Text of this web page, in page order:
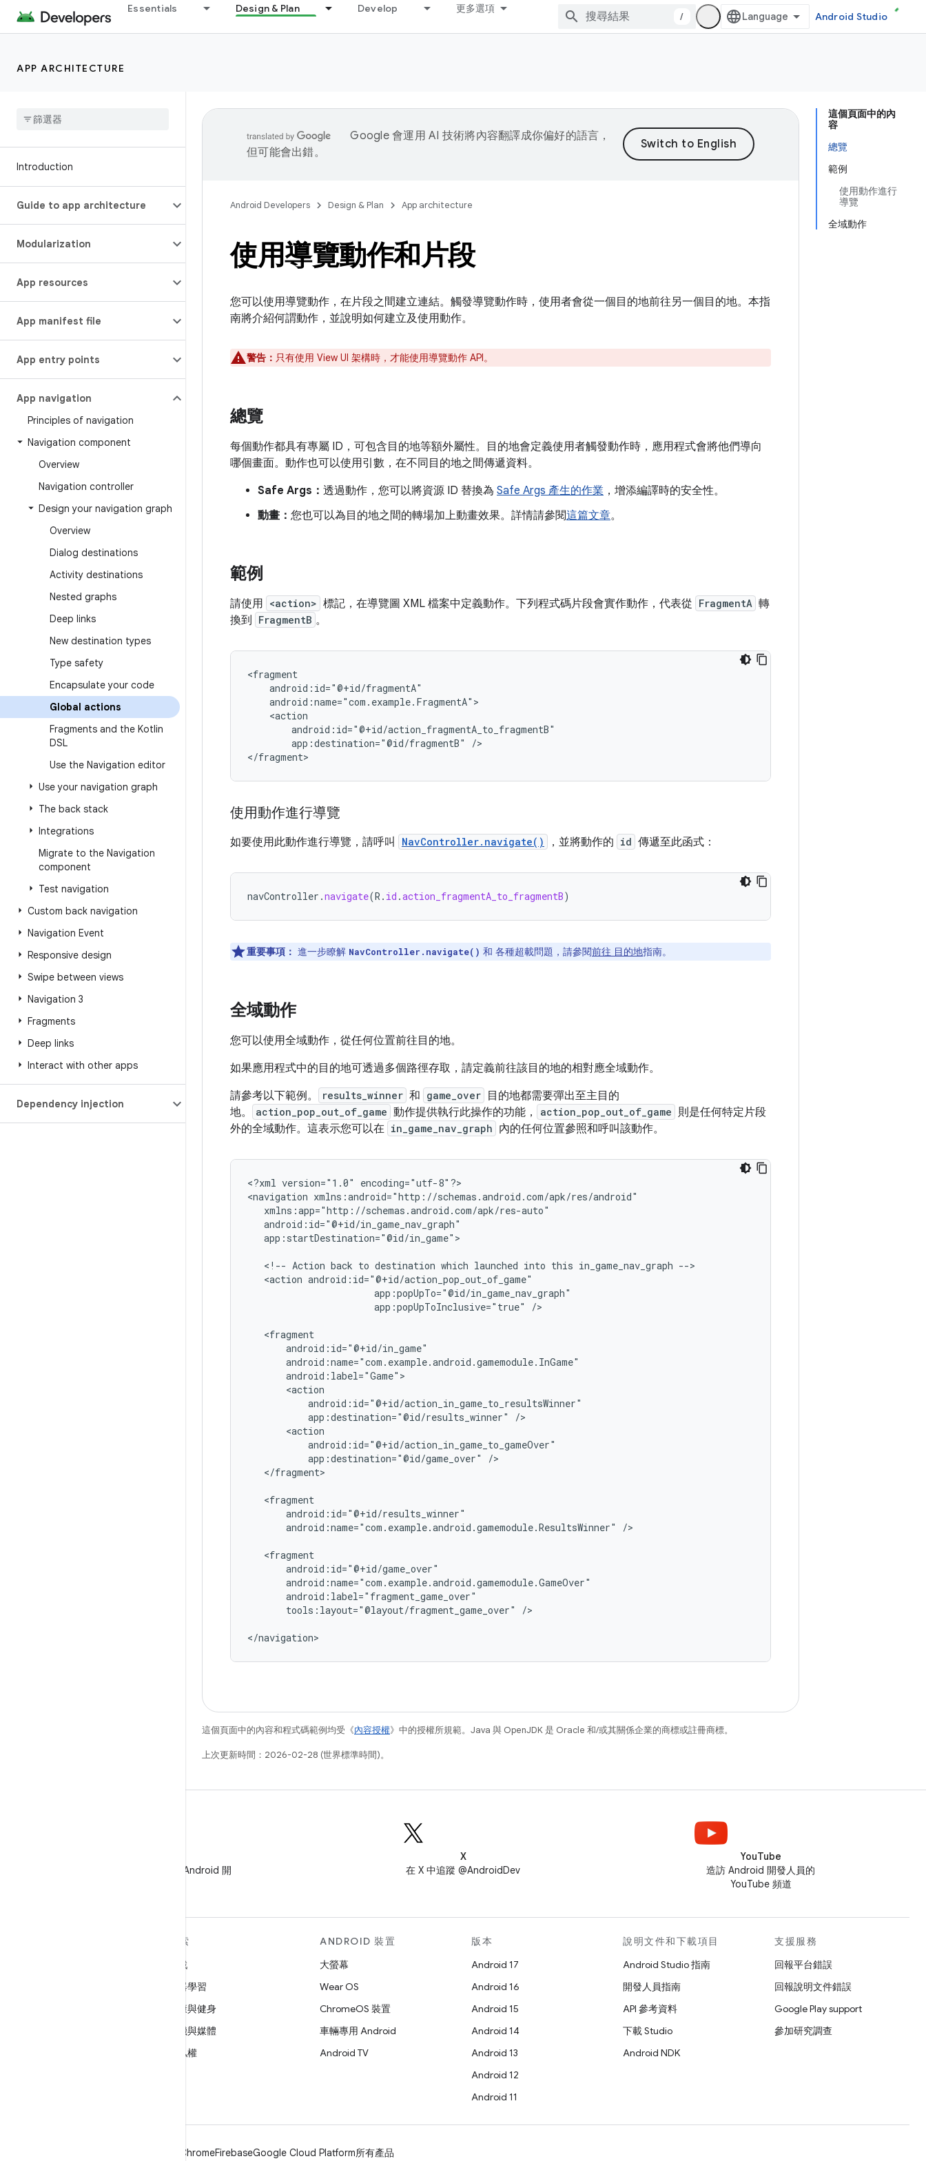
Essentials Design & Plan Develop 更多選項
/ Android Studio
APP ARCHITECTURE
Introduction
Guide to app architecture
Modularization
App resources
App manifest file
App entry points
App navigation
Principles of navigation
Navigation component
Overview
Navigation controller
Design your navigation graph
Overview
Dialog destinations
Activity destinations
Nested graphs
Deep links
New destination types
Type safety
Encapsulate your code
Global actions
Fragments and the Kotlin
DSL
Use the Navigation editor
Use your navigation graph
The back stack
Integrations
Migrate to the Navigation
component
Test navigation
Custom back navigation
Navigation Event
Responsive design
Swipe between views
Navigation 3
Fragments
Deep links
Interact with other apps
Dependency injection
這個頁面中的內
容
總覽
範例
使用動作進行
導覽
全域動作
Google 會運用 AI 技術將內容翻譯成你偏好的語言，
但可能會出錯。
Android Developers Design & Plan App architecture
使用導覽動作和片段
您可以使用導覽動作，在片段之間建立連結。觸發導覽動作時，使用者會從一個目的地前往另一個目的地。本指
南將介紹何謂動作，並說明如何建立及使用動作。
警告： 只有使用 View UI 架構時，才能使用導覽動作 API。
總覽
每個動作都具有專屬 ID，可包含目的地等額外屬性。目的地會定義使用者觸發動作時，應用程式會將他們導向
哪個畫面。動作也可以使用引數，在不同目的地之間傳遞資料。
Safe Args： 透過動作，您可以將資源 ID 替換為 Safe Args 產生的作業 ，增添編譯時的安全性。
動畫： 您也可以為目的地之間的轉場加上動畫效果。詳情請參閱這篇文章。
範例
請使用 <action> 標記，在導覽圖 XML 檔案中定義動作。下列程式碼片段會實作動作，代表從 FragmentA 轉
換到
FragmentB 。
app:destination="@id/fragmentB"
/>
使用動作進行導覽
如要使用此動作進行導覽，請呼叫 NavController.navigate() ，並將動作的 id 傳遞至此函式：
navController .navigate(R . id .action_fragmentA_to_fragmentB)
重要事項： 進一步瞭解 NavController.navigate() 和 各種超載問題，請參閱前往 目的地指南。
全域動作
您可以使用全域動作，從任何位置前往目的地。
如果應用程式中的目的地可透過多個路徑存取，請定義前往該目的地的相對應全域動作。
請參考以下範例。
results_winner 和 game_over
目的地都需要彈出至主目的
地。
action_pop_out_of_game 動作提供執行此操作的功能， action_pop_out_of_game 則是任何特定片段
外的全域動作。這表示您可以在 in_game_nav_graph 內的任何位置參照和呼叫該動作。
<?xml version="1.0"
encoding="utf-8"?>
<navigation
app:startDestination="@id/in_game">
<!-- Action back to destination which launched into this in_game_nav_graph
<action
app:popUpToInclusive="true"
/>
app:destination="@id/results_winner"
app:destination="@id/game_over"
</fragment>
android:name="com.example.android.gamemodule.ResultsWinner"
/>
tools:layout="@layout/fragment_game_over"
/>
這個頁面中的內容和程式碼範例均受《內容授權》中的授權所規範。Java 與 OpenJDK 是 Oracle 和/或其關係企業的商標或註冊商標。
上次更新時間：2026-02-28 (世界標準時間)。
在 WeChat 上追蹤 Android 開
X
在 X 中追蹤 @AndroidDev
YouTube
造訪 Android 開發人員的
YouTube 頻道
探索
遊戲
機器學習
健康與健身
相機與媒體
隱私權
ANDROID 裝置
大螢幕
Wear OS
ChromeOS 裝置
車輛專用 Android
Android TV
版本
Android 17
Android 16
Android 15
Android 14
Android 13
Android 12
Android 11
說明文件和下載項目
Android Studio 指南
開發人員指南
API 參考資料
下載 Studio
Android NDK
支援服務
回報平台錯誤
回報說明文件錯誤
Google Play support
參加研究調查
ChromeFirebaseGoogle Cloud Platform所有產品